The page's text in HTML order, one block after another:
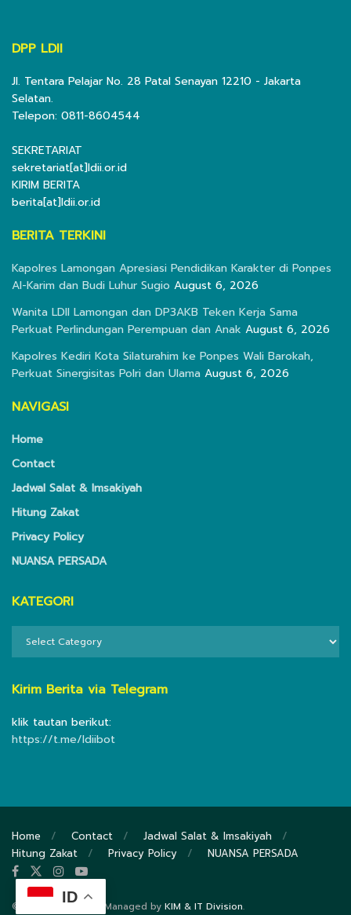
DPP LDII
Jl. Tentara Pelajar No. 28 Patal Senayan 12210 - Jakarta
Selatan.
Telepon: 0811-8604544
SEKRETARIAT
sekretariat[at]ldii.or.id
KIRIM BERITA
berita[at]ldii.or.id
BERITA TERKINI
Kapolres Lamongan Apresiasi Pendidikan Karakter di Ponpes
Al-Karim dan Budi Luhur Sugio August 6, 2026
Wanita LDII Lamongan dan DP3AKB Teken Kerja Sama
Perkuat Perlindungan Perempuan dan Anak August 6, 2026
Kapolres Kediri Kota Silaturahim ke Ponpes Wali Barokah,
Perkuat Sinergisitas Polri dan Ulama August 6, 2026
NAVIGASI
Home
Contact
Jadwal Salat & Imsakiyah
Hitung Zakat
Privacy Policy
NUANSA PERSADA
KATEGORI
KATEGORI
Kirim Berita via Telegram
klik tautan berikut:
https://t.me/ldiibot
Home Contact
Jadwal Salat & Imsakiyah
Hitung Zakat
Privacy Policy NUANSA PERSADA
© 2020 DPP LDII - Managed by KIM & IT Division.
ID